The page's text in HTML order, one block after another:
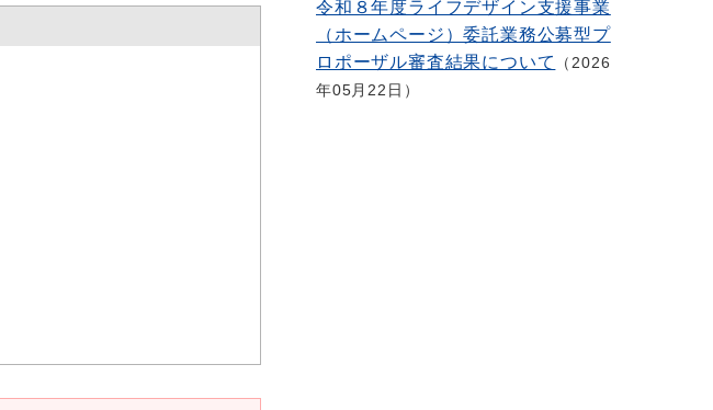
令和８年度ライフデザイン支援事業
（ホームページ）委託業務公募型プ
ロポーザル審査結果について
2026
年05月22日